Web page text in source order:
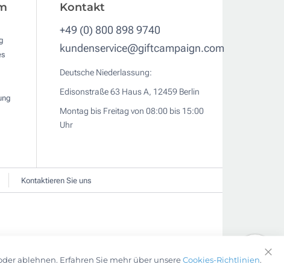
Kontakt
+49 (0) 800 898 9740
kundenservice@giftcampaign.com
Deutsche Niederlassung:
Edisonstraße 63 Haus A, 12459 Berlin
Montag bis Freitag von 08:00 bis 15:00
Uhr
Kontaktieren Sie uns
ablehnen. Erfahren Sie mehr über unsereCookies-Richtlinien.